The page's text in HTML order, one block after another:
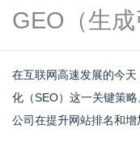
GEO（生
在互联网高速发展的今
化（SEO）这一关键策
公司在提升网站排名和